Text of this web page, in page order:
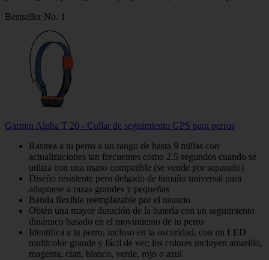
Bestseller No. 1
Garmin Alpha T 20 - Collar de seguimiento GPS para perros
Rastrea a tu perro a un rango de hasta 9 millas con
actualizaciones tan frecuentes como 2.5 segundos cuando se
utiliza con una mano compatible (se vende por separado)
Diseño resistente pero delgado de tamaño universal para
adaptarse a razas grandes y pequeñas
Banda flexible reemplazable por el usuario
Obtén una mayor duración de la batería con un seguimiento
dinámico basado en el movimiento de tu perro
Identifica a tu perro, incluso en la oscuridad, con un LED
multicolor grande y fácil de ver; los colores incluyen amarillo,
magenta, cian, blanco, verde, rojo o azul